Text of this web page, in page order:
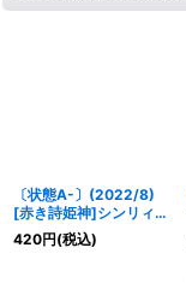
〔状態A-〕(2022/8)
[赤き詩姫神]シンリィ・
オーリュー/[龍皇転醒・
赤き詩姫神]シンリィ・
420円(税込)